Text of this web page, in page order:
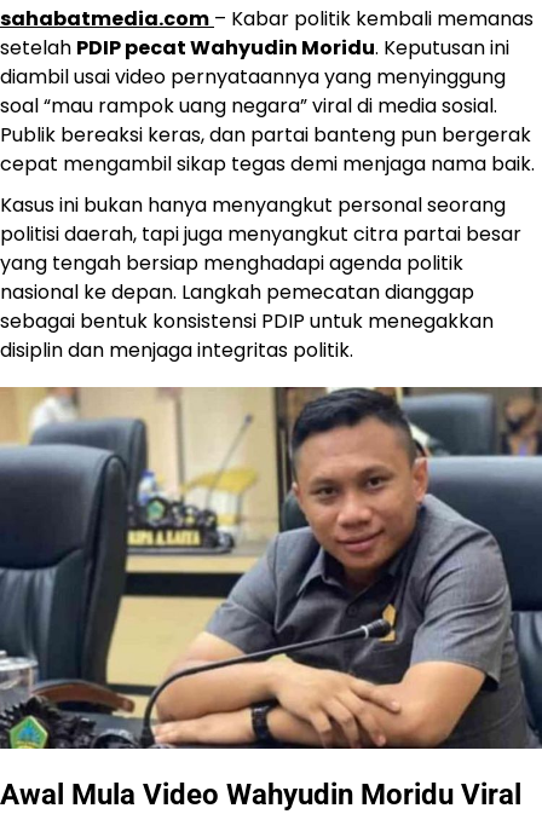
sahabatmedia.com – Kabar politik kembali memanas
setelah PDIP pecat Wahyudin Moridu. Keputusan ini
diambil usai video pernyataannya yang menyinggung
soal “mau rampok uang negara” viral di media sosial.
Publik bereaksi keras, dan partai banteng pun bergerak
cepat mengambil sikap tegas demi menjaga nama baik.
Kasus ini bukan hanya menyangkut personal seorang
politisi daerah, tapi juga menyangkut citra partai besar
yang tengah bersiap menghadapi agenda politik
nasional ke depan. Langkah pemecatan dianggap
sebagai bentuk konsistensi PDIP untuk menegakkan
disiplin dan menjaga integritas politik.
Awal Mula Video Wahyudin Moridu Viral